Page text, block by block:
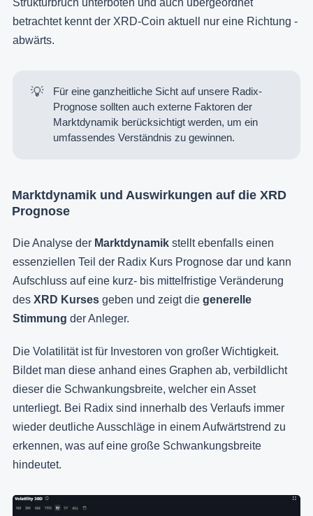
Strukturbruch unterboten und auch übergeordnet
betrachtet kennt der XRD-Coin aktuell nur eine Richtung -
abwärts.
💡
Für eine ganzheitliche Sicht auf unsere Radix-
Prognose sollten auch externe Faktoren der
Marktdynamik berücksichtigt werden, um ein
umfassendes Verständnis zu gewinnen.
Marktdynamik und Auswirkungen auf die XRD
Prognose
Die Analyse der Marktdynamik stellt ebenfalls einen
essenziellen Teil der Radix Kurs Prognose dar und kann
Aufschluss auf eine kurz- bis mittelfristige Veränderung
des XRD Kurses geben und zeigt die generelle
Stimmung der Anleger.
Die Volatilität ist für Investoren von großer Wichtigkeit.
Bildet man diese anhand eines Graphen ab, verbildlicht
dieser die Schwankungsbreite, welcher ein Asset
unterliegt. Bei Radix sind innerhalb des Verlaufs immer
wieder deutliche Ausschläge in einem Aufwärtstrend zu
erkennen, was auf eine große Schwankungsbreite
hindeutet.